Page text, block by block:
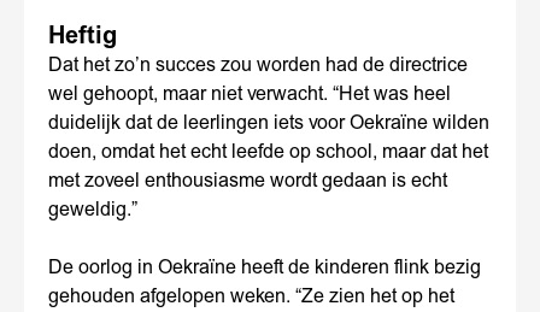
Heftig
Dat het zo’n succes zou worden had de directrice
wel gehoopt, maar niet verwacht. “Het was heel
duidelijk dat de leerlingen iets voor Oekraïne wilden
doen, omdat het echt leefde op school, maar dat het
met zoveel enthousiasme wordt gedaan is echt
geweldig.”
De oorlog in Oekraïne heeft de kinderen flink bezig
gehouden afgelopen weken. “Ze zien het op het